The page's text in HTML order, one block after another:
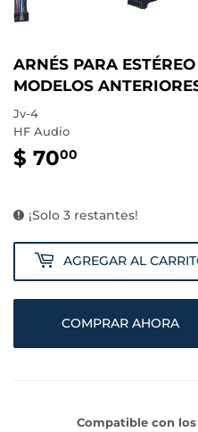
ARNÉS PARA
MODELOS
Jv-4
HF Audio
$ 7000
¡Solo 3 restantes!
AGREGAR AL
COMPRAR AHORA
Compatible con